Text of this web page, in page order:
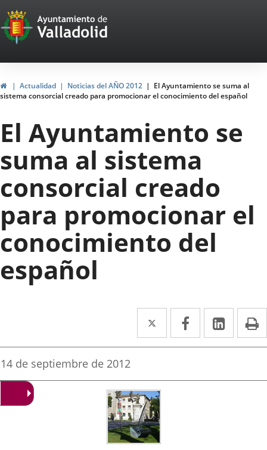
Portal
Web
del
Ayuntamiento
de
Valladolid
InicioActualidad Noticias del AÑO 2012
El Ayuntamiento se suma al
sistema consorcial creado para promocionar el conocimiento del español
El Ayuntamiento se
suma al sistema
consorcial creado
para promocionar el
conocimiento del
español
Twitter
Enlace
a
aplicación
externa.
Facebook
Enlace
a
aplicación
Enlace
a
Fecha
la
noticia
14 de septiembre de 2012